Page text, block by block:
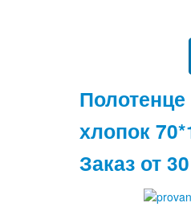
хлопок
Заказ от